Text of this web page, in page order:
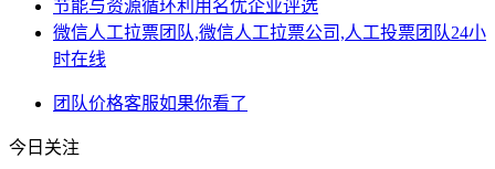
节能与资源循环利用名优企业评选
微信人工拉票团队,微信人工拉票公司,人工投票团队24小
时在线
团队价格客服如果你看了
今日关注